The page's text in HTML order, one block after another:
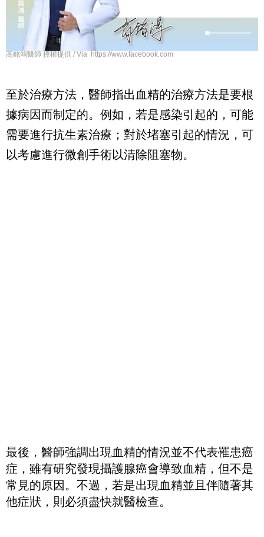
高銘鴻醫師 授權提供 / Via https://www.facebook.com
至於治療方法，醫師指出血精的治療方法是要根
據病因而制定的。例如，若是感染引起的，可能
需要進行抗生素治療；對於堵塞引起的情況，可
以考慮進行微創手術以清除阻塞物。
最後，醫師強調出現血精的情況並不代表罹患癌
症，雖有研究發現攝護腺癌會導致血精，但不是
常見的原因。不過，若是出現血精並且伴隨著其
他症狀，則必須盡快就醫檢查。